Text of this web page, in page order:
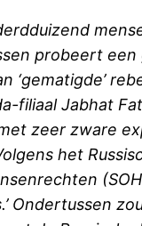
probeert
filiaal Jabhat
zeer zware
het
Ondertussen